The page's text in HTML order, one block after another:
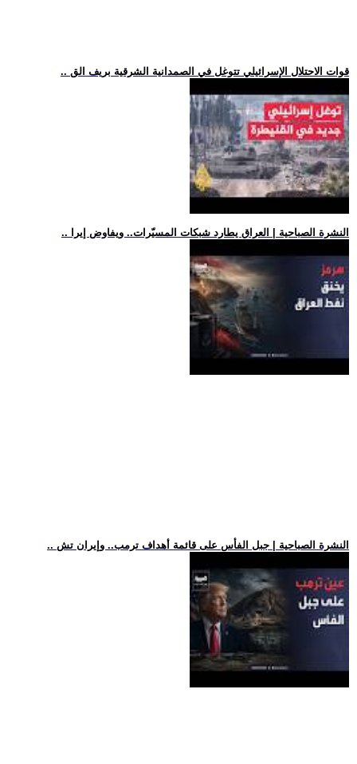
.. قوات الاحتلال الإسرائيلي تتوغل في الصمدانية الشرقية بريف الق
.. النشرة الصباحية | العراق يطارد شبكات المسيّرات.. ويفاوض إيرا
.. النشرة الصباحية | جبل الفأس على قائمة أهداف ترمب.. وإيران تش